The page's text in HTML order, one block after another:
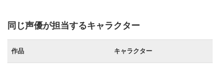
同じ声優が担当するキャラクター
作品 キャラクター